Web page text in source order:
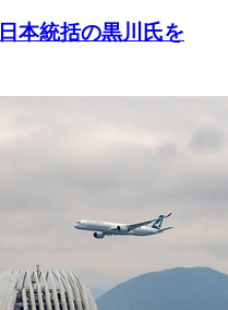
本統括の黒川氏を